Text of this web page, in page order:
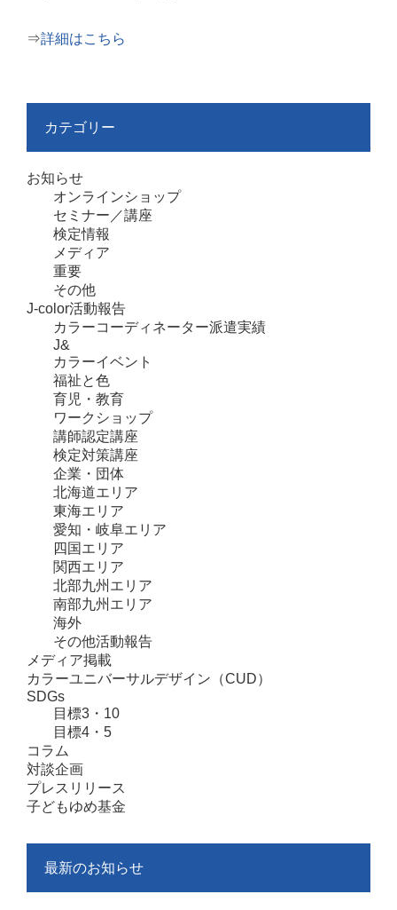
⇒詳細はこちら
カテゴリー
お知らせ
オンラインショップ
セミナー／講座
検定情報
メディア
重要
その他
J-color活動報告
カラーコーディネーター派遣実績
J&
カラーイベント
福祉と色
育児・教育
ワークショップ
講師認定講座
検定対策講座
企業・団体
北海道エリア
東海エリア
愛知・岐阜エリア
四国エリア
関西エリア
北部九州エリア
南部九州エリア
海外
その他活動報告
メディア掲載
カラーユニバーサルデザイン（CUD）
SDGs
目標3・10
目標4・5
コラム
対談企画
プレスリリース
子どもゆめ基金
最新のお知らせ